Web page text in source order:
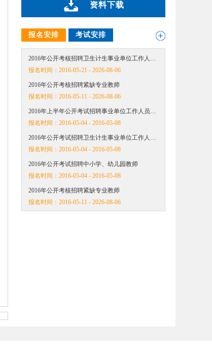
资料下载
报名安排 考试安排
2016年公开考核招聘卫生计生事业单位工作人…
报名时间： 2016-05-21 - 2026-08-06
2016年公开考核招聘紧缺专业教师
报名时间： 2016-05-11 - 2026-08-06
2016年上半年公开考试招聘事业单位工作人员…
报名时间： 2016-05-04 - 2016-05-08
2016年公开考试招聘卫生计生事业单位工作人…
报名时间： 2016-05-04 - 2016-05-08
2016年公开考试招聘中小学、幼儿园教师
报名时间： 2016-05-04 - 2016-05-08
2016年公开考核招聘紧缺专业教师
报名时间： 2016-05-11 - 2026-08-06